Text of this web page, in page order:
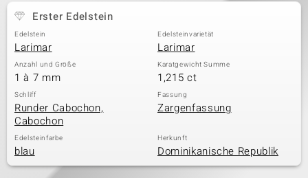
Erster Edelstein
Edelstein
Larimar
Edelsteinvarietät
Larimar
Anzahl und Größe
1 à 7 mm
Karatgewicht Summe
1,215 ct
Schliff
Runder Cabochon,
Cabochon
Fassung
Zargenfassung
Edelsteinfarbe
blau
Herkunft
Dominikanische Republik